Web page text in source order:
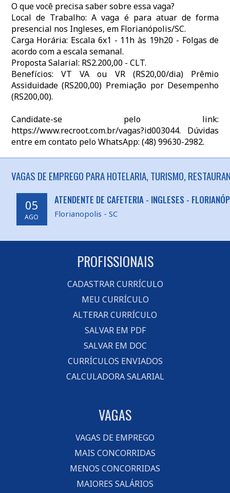
O que você precisa saber sobre essa vaga?
Local de Trabalho: A vaga é para atuar de forma
presencial nos Ingleses, em Florianópolis/SC.
Carga Horária: Escala 6x1 - 11h às 19h20 - Folgas de
acordo com a escala semanal.
Proposta Salarial: RS2.200,00 - CLT.
Benefícios: VT VA ou VR (RS20,00/dia) Prêmio
Assiduidade (RS200,00) Premiação por Desempenho
(RS200,00).
Candidate-se pelo link:
https://www.recroot.com.br/vagas?id003044. Dúvidas
entre em contato pelo WhatsApp: (48) 99630-2982.
VAGAS DE EMPREGO PARA HOTELARIA, TURISMO,
05
AGO
ATENDENTE DE CAFETERIA - INGLESES -
Florianopolis - SC
PROFISSIONAIS
CADASTRAR CURRÍCULO
MEU CURRÍCULO
ALTERAR CURRÍCULO
SALVAR EM PDF
SALVAR EM DOC
CURRÍCULOS ENVIADOS
CALCULADORA SALARIAL
VAGAS
VAGAS DE EMPREGO
MAIS CONCORRIDAS
MENOS CONCORRIDAS
MAIORES SALÁRIOS